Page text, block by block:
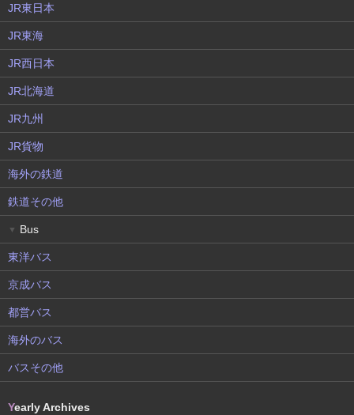
JR東日本
JR東海
JR西日本
JR北海道
JR九州
JR貨物
海外の鉄道
鉄道その他
▼ Bus
東洋バス
京成バス
都営バス
海外のバス
バスその他
Yearly Archives